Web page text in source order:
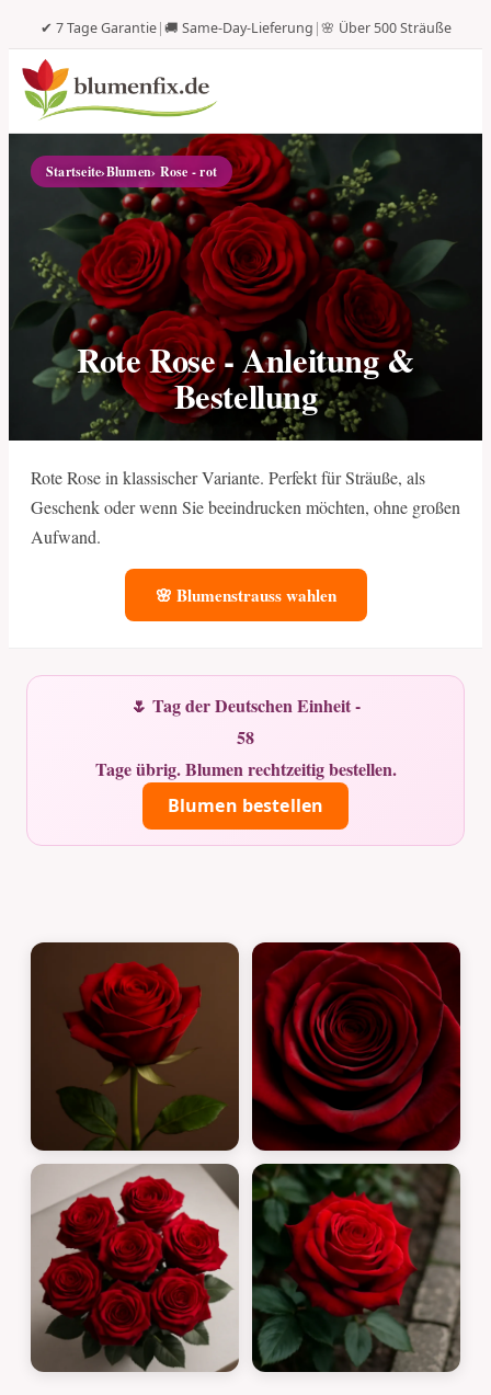
✔ 7 Tage Garantie|🚚 Same-Day-Lieferung |🌸 Über 500 Sträuße
Startseite›Blumen› Rose - rot
Rote Rose - Anleitung &
Bestellung
Rote Rose in klassischer Variante. Perfekt für Sträuße, als
Geschenk oder wenn Sie beeindrucken möchten, ohne großen
Aufwand.
🌸 Blumenstrauss wahlen
🌷 Tag der Deutschen Einheit -
58
Tage übrig. Blumen rechtzeitig bestellen.
Blumen bestellen